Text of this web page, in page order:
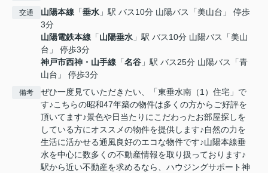
交通 山陽本線 「垂水 」駅 バス10分 山陽バス「美山台」 停歩
3分
山陽電鉄本線 「山陽垂水 」駅 バス10分 山陽バス「美山
台」 停歩3分
神戸市西神・山手線 「名谷 」駅 バス25分 山陽バス「青
山台」 停歩3分
備考
ぜひ一度見ていただきたい、「東垂水南（1）住宅」で
す♪こちらの昭和47年築の物件は多くの方からご好評を
頂いてます♪景色や日当たりにこだわったお部屋探しを
している方にオススメの物件を提供します♪自然の力を
生活に活かせる通風良好のエコな物件です♪山陽本線垂
水を中心に数多くの不動産情報を取り扱っております♪
駅から近い不動産を求めるなら、ハウジングサポート神